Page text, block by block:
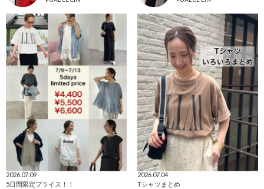
2026.07.09
5日間限定プライス！！
2026.07.04
Tシャツまとめ